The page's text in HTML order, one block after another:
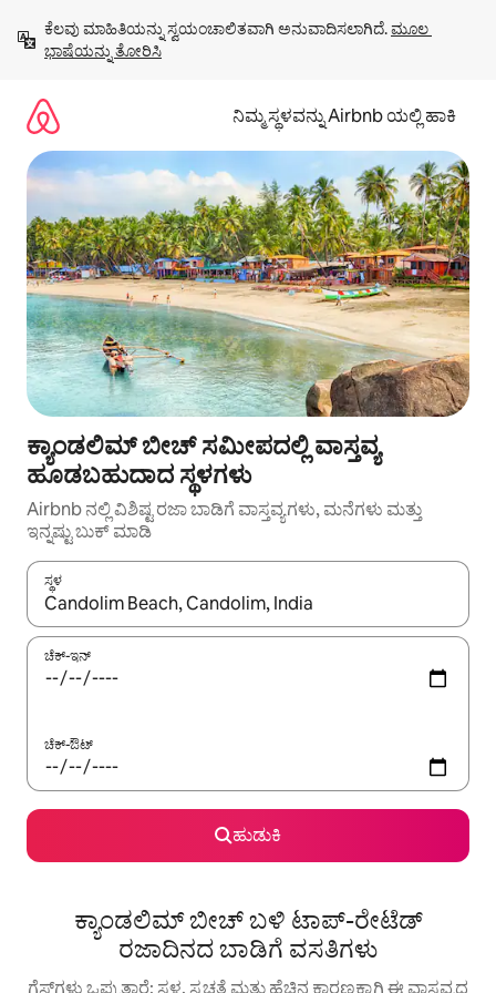
ಹೋಗಿ
ಕೆಲವು ಮಾಹಿತಿಯನ್ನು ಸ್ವಯಂಚಾಲಿತವಾಗಿ ಅನುವಾದಿಸಲಾಗಿದೆ. ಮೂಲ
ಭಾಷೆಯನ್ನು ತೋರಿಸಿ
ನಿಮ್ಮ ಸ್ಥಳವನ್ನು Airbnb ಯಲ್ಲಿ ಹಾಕಿ
ಕ್ಯಾಂಡಲಿಮ್ ಬೀಚ್ ಸಮೀಪದಲ್ಲಿ ವಾಸ್ತವ್ಯ
ಹೂಡಬಹುದಾದ ಸ್ಥಳಗಳು
Airbnb ನಲ್ಲಿ ವಿಶಿಷ್ಟ ರಜಾ ಬಾಡಿಗೆ ವಾಸ್ತವ್ಯಗಳು, ಮನೆಗಳು ಮತ್ತು
ಇನ್ನಷ್ಟು ಬುಕ್ ಮಾಡಿ
ಸ್ಥಳ
ಫಲಿತಾಂಶಗಳು ಲಭ್ಯವಿರುವಾಗ, ಅಪ್ ಮತ್ತು ಡೌನ್ ಬಾಣದ ಕೀಲಿಗಳೊಂದಿಗೆ
ಚೆಕ್-ಇನ್
ಚೆಕ್-ಔಟ್
ಹುಡುಕಿ
ಕ್ಯಾಂಡಲಿಮ್ ಬೀಚ್ ಬಳಿ ಟಾಪ್-ರೇಟೆಡ್
ರಜಾದಿನದ ಬಾಡಿಗೆ ವಸತಿಗಳು
ಗೆಸ್ಟ್‌ಗಳು ಒಪ್ಪುತ್ತಾರೆ: ಸ್ಥಳ, ಸ್ವಚ್ಛತೆ ಮತ್ತು ಹೆಚ್ಚಿನ ಕಾರಣಕ್ಕಾಗಿ ಈ ವಾಸ್ತವ್ಯದ